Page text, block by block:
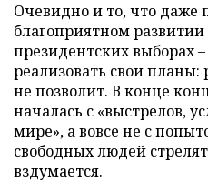
Очевидно и то, что даже
благоприятном
президентских выборах
реализовать свои планы:
не позволит. В конце
началась с «выстрелов,
мире», а вовсе не с
свободных людей
вздумается.